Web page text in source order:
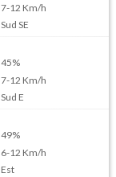
7-12 Km/h
Sud SE
45%
7-12 Km/h
Sud E
49%
6-12 Km/h
Est